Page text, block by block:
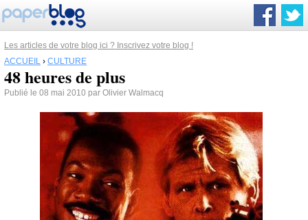
Les articles de votre blog ici ? Inscrivez votre blog !
ACCUEIL › CULTURE
48 heures de plus
Publié le 08 mai 2010 par Olivier Walmacq